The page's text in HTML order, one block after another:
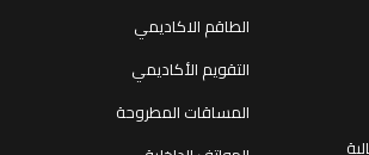
الطاقم الاكاديمي
التقويم الأكاديمي
المساقات المطروحة